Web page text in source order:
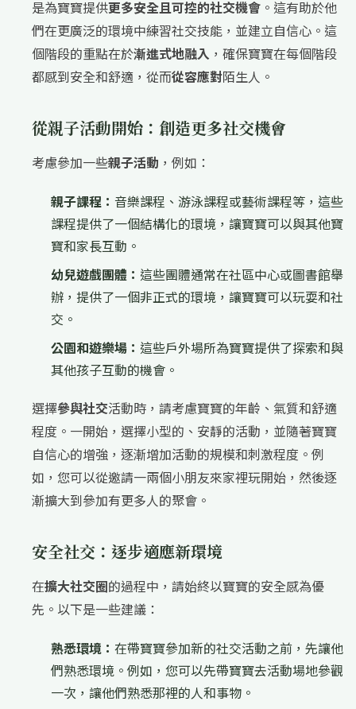
是為寶寶提供更多安全且可控的社交機會 。這有助於他
們在更廣泛的環境中練習社交技能，並建立自信心。這
個階段的重點在於漸進式地融入 ，確保寶寶在每個階段
都感到安全和舒適，從而從容應對陌生人。
從親子活動開始：創造更多社交機會
考慮參加一些親子活動 ，例如：
親子課程： 音樂課程、游泳課程或藝術課程等，這些
課程提供了一個結構化的環境，讓寶寶可以與其他寶
寶和家長互動。
幼兒遊戲團體： 這些團體通常在社區中心或圖書館舉
辦，提供了一個非正式的環境，讓寶寶可以玩耍和社
交。
公園和遊樂場： 這些戶外場所為寶寶提供了探索和與
其他孩子互動的機會。
選擇參與社交活動時，請考慮寶寶的年齡、氣質和舒適
程度。一開始，選擇小型的、安靜的活動，並隨著寶寶
自信心的增強，逐漸增加活動的規模和刺激程度。例
如，您可以從邀請一兩個小朋友來家裡玩開始，然後逐
漸擴大到參加有更多人的聚會。
安全社交：逐步適應新環境
在擴大社交圈的過程中，請始終以寶寶的安全感為優
先。以下是一些建議：
熟悉環境： 在帶寶寶參加新的社交活動之前，先讓他
們熟悉環境。例如，您可以先帶寶寶去活動場地參觀
一次，讓他們熟悉那裡的人和事物。